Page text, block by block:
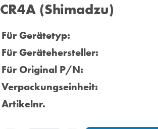
CR4A (Shimadzu)
Für Gerätetyp:
Für Gerätehersteller:
Für Original P/N:
Verpackungseinheit:
Artikelnr.